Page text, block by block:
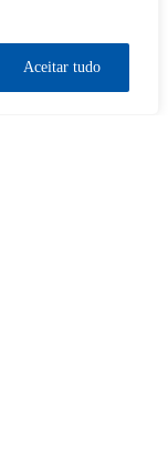
Aceitar tudo